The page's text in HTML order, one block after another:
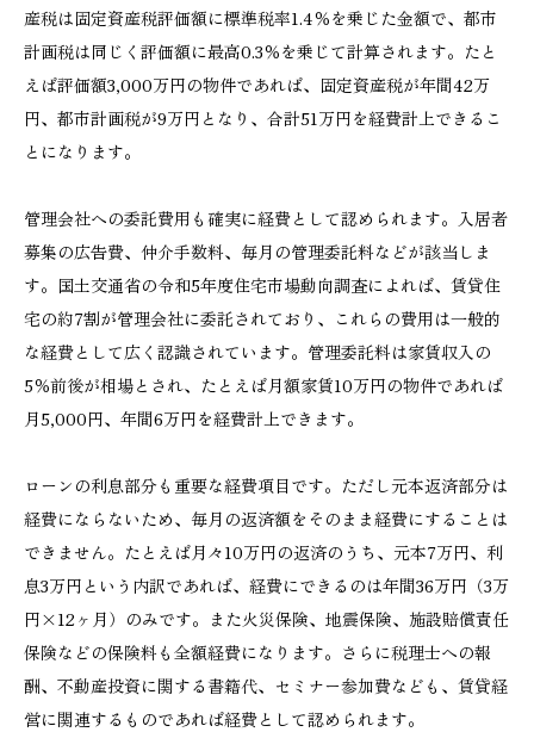
産税は固定資産税評価額に標準税率1.4％を乗じた金額で、都市
計画税は同じく評価額に最高0.3％を乗じて計算されます。たと
えば評価額3,000万円の物件であれば、固定資産税が年間42万
円、都市計画税が9万円となり、合計51万円を経費計上できるこ
とになります。
管理会社への委託費用も確実に経費として認められます。入居者
募集の広告費、仲介手数料、毎月の管理委託料などが該当しま
す。国土交通省の令和5年度住宅市場動向調査によれば、賃貸住
宅の約7割が管理会社に委託されており、これらの費用は一般的
な経費として広く認識されています。管理委託料は家賃収入の
5％前後が相場とされ、たとえば月額家賃10万円の物件であれば
月5,000円、年間6万円を経費計上できます。
ローンの利息部分も重要な経費項目です。ただし元本返済部分は
経費にならないため、毎月の返済額をそのまま経費にすることは
できません。たとえば月々10万円の返済のうち、元本7万円、利
息3万円という内訳であれば、経費にできるのは年間36万円（3万
円×12ヶ月）のみです。また火災保険、地震保険、施設賠償責任
保険などの保険料も全額経費になります。さらに税理士への報
酬、不動産投資に関する書籍代、セミナー参加費なども、賃貸経
営に関連するものであれば経費として認められます。